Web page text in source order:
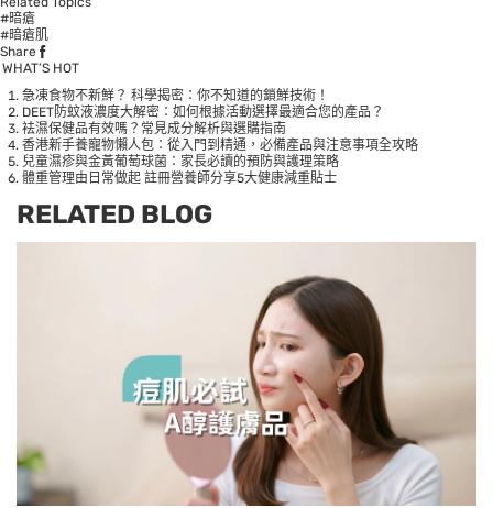
#暗瘡
#暗瘡肌
Share
WHAT’S HOT
急凍食物不新鮮？ 科學揭密：你不知道的鎖鮮技術！
DEET防蚊液濃度大解密：如何根據活動選擇最適合您的產品？
袪濕保健品有效嗎？常見成分解析與選購指南
香港新手養寵物懶人包：從入門到精通，必備產品與注意事項全攻略
兒童濕疹與金黃葡萄球菌：家長必讀的預防與護理策略
體重管理由日常做起 註冊營養師分享5大健康減重貼士
RELATED BLOG